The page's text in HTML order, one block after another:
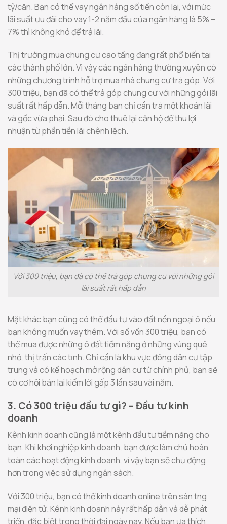
tỷ/căn. Bạn có thể vay ngân hàng số tiền còn lại, với mức
lãi suất ưu đãi cho vay 1-2 năm đầu của ngân hàng là 5% –
7% thì không khó để trả lãi.
Thị trường mua chung cư cao tầng đang rất phổ biến tại
các thành phố lớn. Vì vậy các ngân hàng thường xuyên có
những chương trình hỗ trợ mua nhà chung cư trả góp. Với
300 triệu, bạn đã có thể trả góp chung cư với những gói lãi
suất rất hấp dẫn. Mỗi tháng bạn chỉ cần trả một khoản lãi
và gốc vừa phải. Sau đó cho thuê lại căn hộ để thu lợi
nhuận từ phần tiền lãi chênh lệch.
Với 300 triệu, bạn đã có thể trả góp chung cư với những gói
lãi suất rất hấp dẫn
Mặt khác bạn cũng có thể đầu tư vào đất nền ngoại ô nếu
bạn không muốn vay thêm. Với số vốn 300 triệu, bạn có
thể mua được những ô đất tiềm năng ở những vùng quê
nhỏ, thị trấn các tỉnh. Chỉ cần là khu vực đông dân cư tập
trung và có kế hoạch mở rộng dân cư từ chính phủ, bạn sẽ
có cơ hội bán lại kiếm lời gấp 3 lần sau vài năm.
3. Có 300 triệu đầu tư gì? – Đầu tư kinh
doanh
Kênh kinh doanh cũng là một kênh đầu tư tiềm năng cho
bạn. Khi khởi nghiệp kinh doanh, bạn được làm chủ hoàn
toàn các hoạt động kinh doanh, vì vậy bạn sẽ chủ động
hơn trong việc sử dụng ngân sách.
Với 300 triệu, bạn có thể kinh doanh online trên sàn tng
mại điện tử. Kênh kinh doanh này rất hấp dẫn và dễ phát
triển, đặc biệt trong thời đại ngày nay. Nếu bạn ưa thích